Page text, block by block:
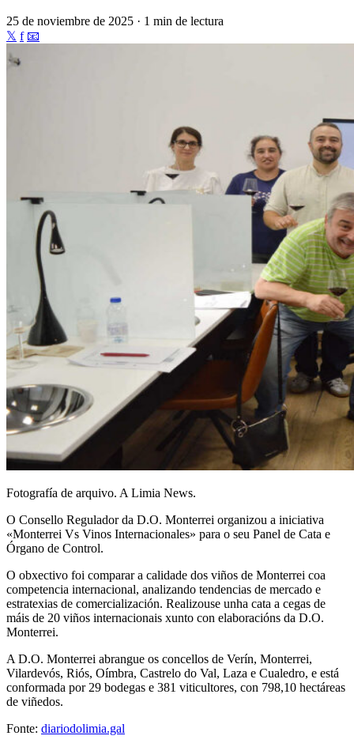
25 de noviembre de 2025 · 1 min de lectura
𝕏 f 📧
Fotografía de arquivo. A Limia News.
O Consello Regulador da D.O. Monterrei organizou a iniciativa
«Monterrei Vs Vinos Internacionales» para o seu Panel de Cata e
Órgano de Control.
O obxectivo foi comparar a calidade dos viños de Monterrei coa
competencia internacional, analizando tendencias de mercado e
estratexias de comercialización. Realizouse unha cata a cegas de
máis de 20 viños internacionais xunto con elaboracións da D.O.
Monterrei.
A D.O. Monterrei abrangue os concellos de Verín, Monterrei,
Vilardevós, Riós, Oímbra, Castrelo do Val, Laza e Cualedro, e está
conformada por 29 bodegas e 381 viticultores, con 798,10 hectáreas
de viñedos.
Fonte: diariodolimia.gal